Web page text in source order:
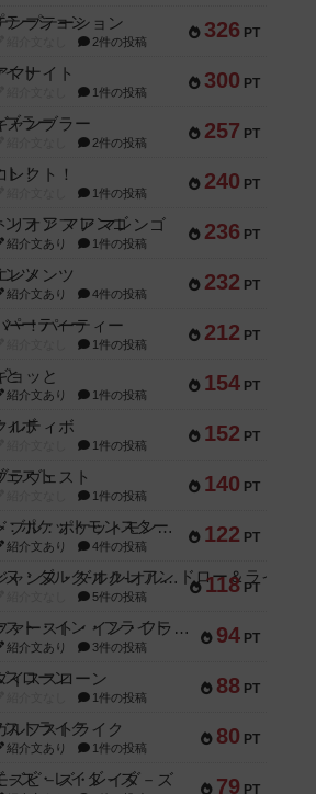
326 PT
ンプテーション
2件の投稿
300 PT
マナイト
1件の投稿
257 PT
ャンブラー
2件の投稿
240 PT
レクト！
1件の投稿
236 PT
リオンフ ア マレンゴ
紹介文あり 1件の投稿
232 PT
レメンツ
紹介文あり 4件の投稿
212 PT
ー！パーティー
1件の投稿
154 PT
ョッと
紹介文あり 1件の投稿
152 PT
ルティボ
1件の投稿
140 PT
ラヴェスト
1件の投稿
122 PT
ドブル：ポケットモンスター
紹介文あり 4件の投稿
118 PT
ジャンヌ・ダルク-オルレアン ドロー＆ライト
5件の投稿
94 PT
ファースト・イン・フライト
紹介文あり 3件の投稿
88 PT
イススローン
1件の投稿
80 PT
ルフストライク
紹介文あり 1件の投稿
79 PT
ズビ－ズ・レイダ－ズ